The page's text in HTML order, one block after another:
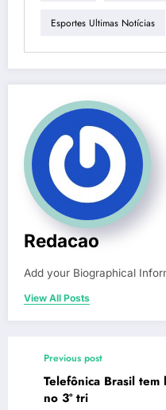
Esportes Ultimas Notícias
Redacao
Add your Biographical
View All Posts
Previous post
Telefônica Brasil
no 3º tri